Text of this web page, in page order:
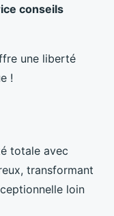
conseils
une liberté
!
totale avec
transformant
loin